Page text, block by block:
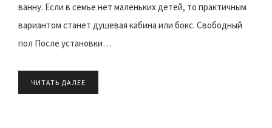
ванну. Если в семье нет маленьких детей, то практичным
вариантом станет душевая кабина или бокс. Свободный
пол После установки…
ЧИТАТЬ ДАЛЕЕ